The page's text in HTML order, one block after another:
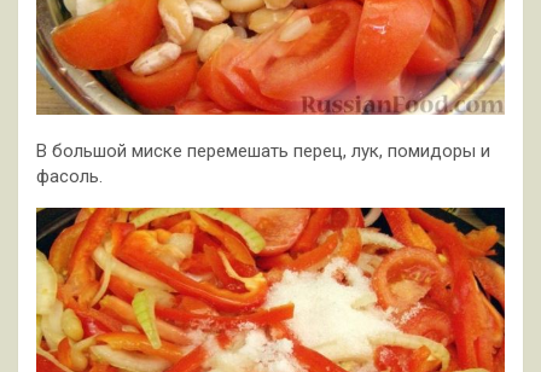
В большой миске перемешать перец, лук, помидоры и
фасоль.